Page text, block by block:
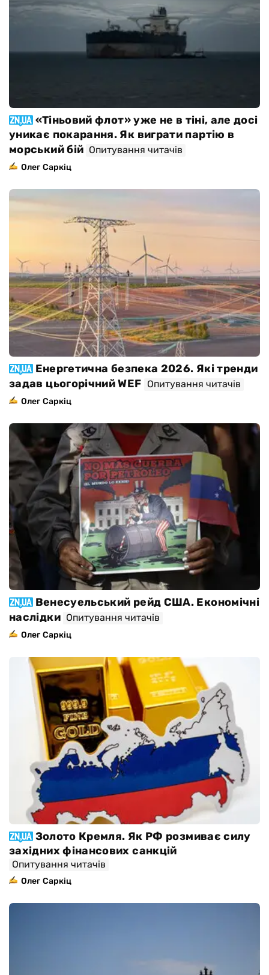
«Тіньовий флот» уже не в тіні, але досі
уникає покарання. Як виграти партію в
морський бій Опитування читачів
Олег Саркіц
Енергетична безпека 2026. Які тренди
задав цьогорічний WEF Опитування читачів
Олег Саркіц
Венесуельський рейд США. Економічні
наслідки Опитування читачів
Олег Саркіц
Золото Кремля. Як РФ розмиває силу
західних фінансових санкцій
Опитування читачів
Олег Саркіц